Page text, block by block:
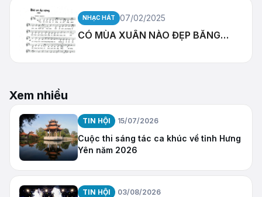
NHẠC HÁT 07/02/2025
CÓ MÙA XUÂN NÀO ĐẸP BẰNG…
Xem nhiều
TIN HỘI 15/07/2026
Cuộc thi sáng tác ca khúc về tỉnh Hưng
Yên năm 2026
TIN HỘI 03/08/2026